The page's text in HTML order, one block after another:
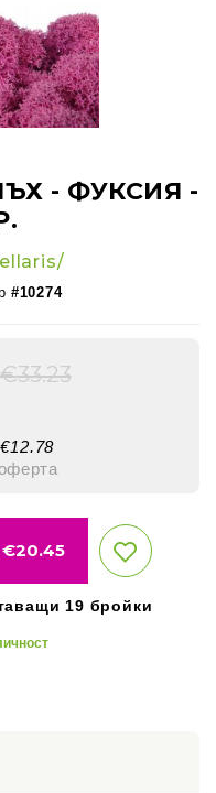
- ФУКСИЯ -
#10274
€33.23
12.78
€20.45
19 бройки